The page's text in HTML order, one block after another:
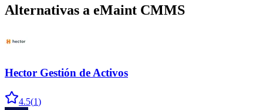
Alternativas a eMaint CMMS
Hector Gestión de Activos
4.5(1)